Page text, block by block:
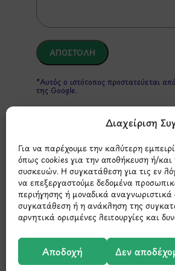
Διαχείριση
Για να παρέχουμε την καλύτερη
όπως cookies για την αποθήκευση ή/
συσκευών. Η συγκατάθεση για τις εν
να επεξεργαστούμε δεδομένα
περιήγησης ή μοναδικά
συγκατάθεση ή η ανάκληση της
αρνητικά ορισμένες λειτουργίες και
Αποδοχή Δεν
*Αυτός ο ιστότοπος προστατεύεται
της Google.